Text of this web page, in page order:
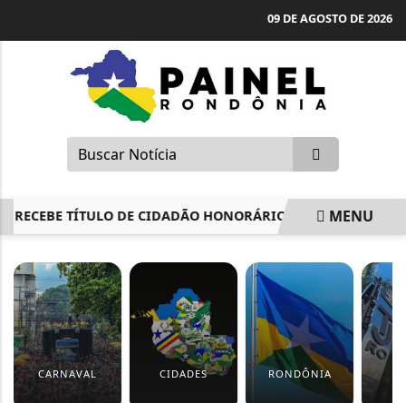
09 DE AGOSTO DE 2026
TÍTULO DE CIDADÃO HONORÁRIO DE PORTO VELHO E
MENU
CARNAVAL CIDADES RONDÔNIA